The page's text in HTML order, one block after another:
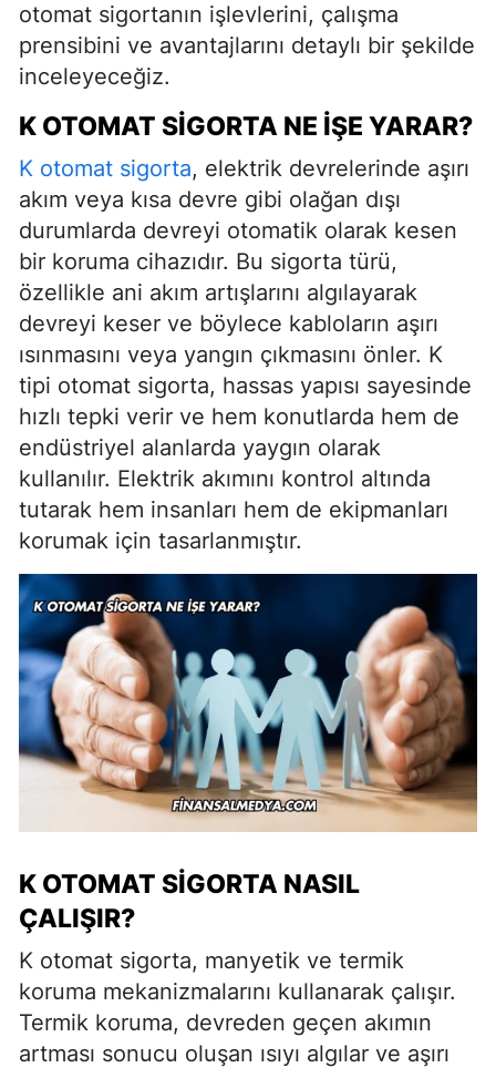
otomat sigortanın işlevlerini, çalışma
prensibini ve avantajlarını detaylı bir şekilde
inceleyeceğiz.
K OTOMAT SIGORTA NE İŞE YARAR?
K otomat sigorta, elektrik devrelerinde aşırı
akım veya kısa devre gibi olağan dışı
durumlarda devreyi otomatik olarak kesen
bir koruma cihazıdır. Bu sigorta türü,
özellikle ani akım artışlarını algılayarak
devreyi keser ve böylece kabloların aşırı
ısınmasını veya yangın çıkmasını önler. K
tipi otomat sigorta, hassas yapısı sayesinde
hızlı tepki verir ve hem konutlarda hem de
endüstriyel alanlarda yaygın olarak
kullanılır. Elektrik akımını kontrol altında
tutarak hem insanları hem de ekipmanları
korumak için tasarlanmıştır.
K OTOMAT SIGORTA NASIL
ÇALIŞIR?
K otomat sigorta, manyetik ve termik
koruma mekanizmalarını kullanarak çalışır.
Termik koruma, devreden geçen akımın
artması sonucu oluşan ısıyı algılar ve aşırı